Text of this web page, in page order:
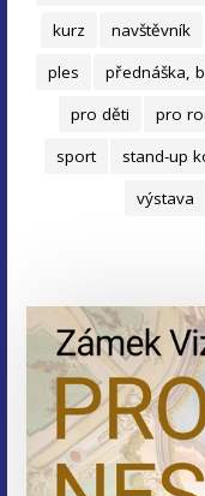
kurz
navštěvník
ples
přednáška,
pro děti
pro
sport
stand-up
výstava